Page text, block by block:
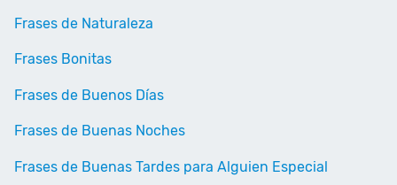
Frases de Naturaleza
Frases Bonitas
Frases de Buenos Días
Frases de Buenas Noches
Frases de Buenas Tardes para Alguien Especial